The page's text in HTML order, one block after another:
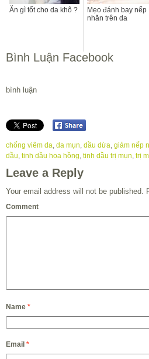
Ăn gì tốt cho da khô ?
Mẹo đánh bay nếp
nhăn trên da
Bình Luận Facebook
bình luận
chống viêm da, da mụn, dầu dừa, giảm nếp
dầu, tinh dầu hoa hồng, tinh dầu trị mụn, trị
Leave a Reply
Your email address will not be published.
Comment
Name *
Email *